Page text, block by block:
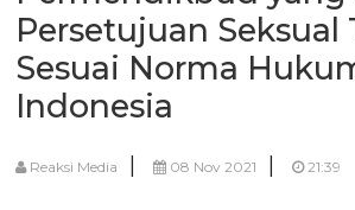
Persetujuan Seksual
Sesuai Norma
Indonesia
Reaksi Media | 08 Nov 2021 | 21:39